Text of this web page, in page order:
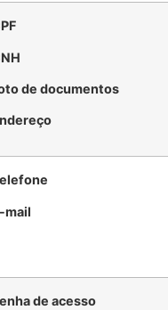
de documentos
mail
de acesso